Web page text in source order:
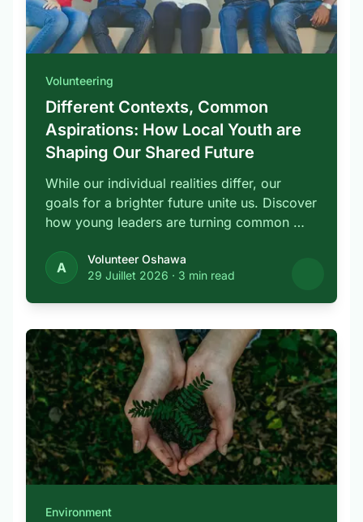
Volunteering
Different Contexts, Common
Aspirations: How Local Youth are
Shaping Our Shared Future
While our individual realities differ, our
goals for a brighter future unite us. Discover
how young leaders are turning common …
A
Volunteer Oshawa
29 Juillet 2026 · 3 min read
Environment